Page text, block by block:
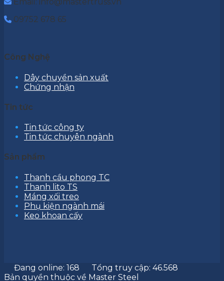
09752 678 65
Công Nghệ
Dây chuyền sản xuất
Chứng nhận
Tin tức
Tin tức công ty
Tin tức chuyên ngành
Sản phẩm
Thanh cầu phong TC
Thanh lito TS
Máng xối treo
Phụ kiện ngành mái
Keo khoan cấy
Đang online: 168
Tổng truy cập: 46.568
Bản quyền thuộc về Master Steel